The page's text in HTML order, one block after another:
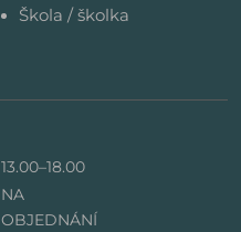
Škola / školka
13.00–18.00
NA
OBJEDNÁNÍ